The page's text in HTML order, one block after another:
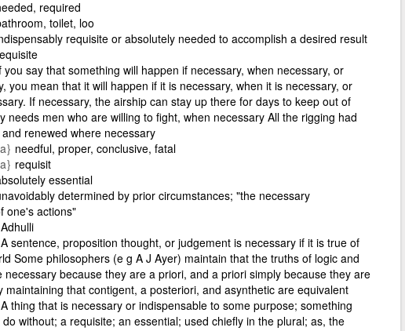
required
toilet, loo
requisite or absolutely needed to accomplish a desired result
you say that something will happen if necessary, when necessary, or
you mean that it will happen if it is necessary, when it is necessary, or
If necessary, the airship can stay up there for days to keep out of
needs men who are willing to fight, when necessary All the rigging had
renewed where necessary
needful, proper, conclusive, fatal
requisit
essential
determined by prior circumstances; "the necessary
one's actions"
Adhulli
A sentence, proposition thought, or judgement is necessary if it is true of
Some philosophers (e g A J Ayer) maintain that the truths of logic and
necessary because they are a priori, and a priori simply because they are
maintaining that contigent, a posteriori, and asynthetic are equivalent
A thing that is necessary or indispensable to some purpose; something
without; a requisite; an essential; used chiefly in the plural; as, the